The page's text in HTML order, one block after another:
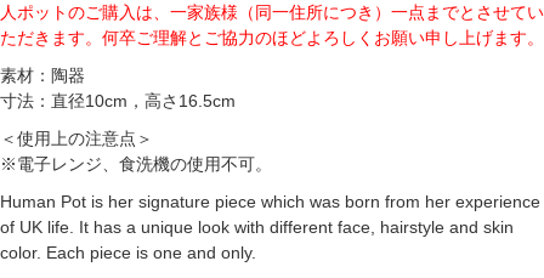
人ポットのご購入は、一家族様（同一住所につき）一点までとさせてい
ただきます。何卒ご理解とご協力のほどよろしくお願い申し上げます。
素材：陶器
寸法：直径10cm，高さ16.5cm
＜使用上の注意点＞
※電子レンジ、食洗機の使用不可。
Human Pot is her signature piece which was born from her experience
of UK life. It has a unique look with different face, hairstyle and skin
color. Each piece is one and only.